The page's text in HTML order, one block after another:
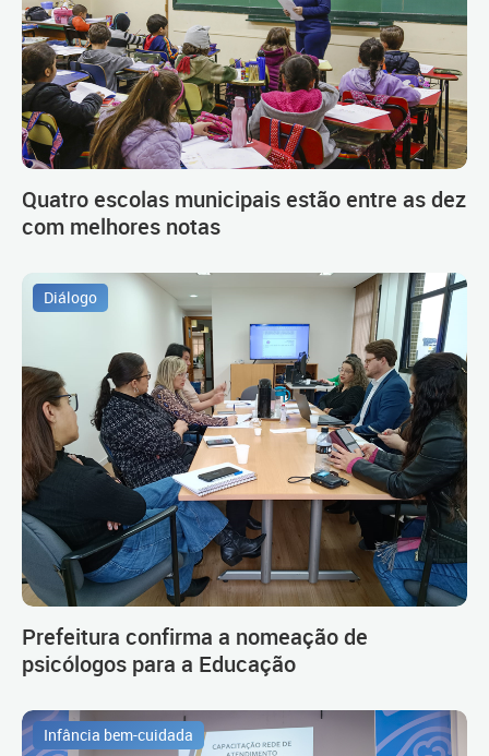
Quatro escolas municipais estão entre as dez
com melhores notas
Diálogo
Prefeitura confirma a nomeação de
psicólogos para a Educação
Infância bem-cuidada